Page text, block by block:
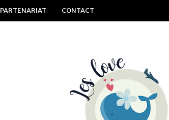
PARTENARIAT CONTACT